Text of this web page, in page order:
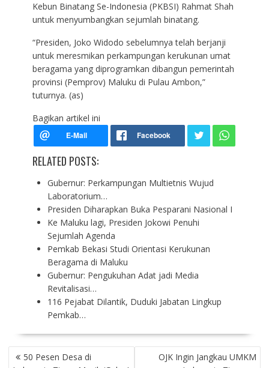
Kebun Binatang Se-Indonesia (PKBSI) Rahmat Shah
untuk menyumbangkan sejumlah binatang.
“Presiden, Joko Widodo sebelumnya telah berjanji
untuk meresmikan perkampungan kerukunan umat
beragama yang diprogramkan dibangun pemerintah
provinsi (Pemprov) Maluku di Pulau Ambon,”
tuturnya. (as)
Bagikan artikel ini
RELATED POSTS:
Gubernur: Perkampungan Multietnis Wujud
Laboratorium…
Presiden Diharapkan Buka Pesparani Nasional I
Ke Maluku lagi, Presiden Jokowi Penuhi
Sejumlah Agenda
Pemkab Bekasi Studi Orientasi Kerukunan
Beragama di Maluku
Gubernur: Pengukuhan Adat jadi Media
Revitalisasi…
116 Pejabat Dilantik, Duduki Jabatan Lingkup
Pemkab…
P
50 Pesen Desa di
OJK Ingin Jangkau UMKM